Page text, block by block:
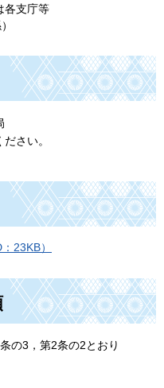
各支庁等
さい。
23KB）
の3，第2条の2とおり